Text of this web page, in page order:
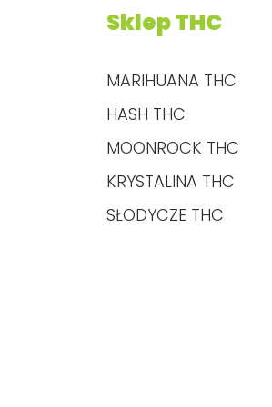
Sklep THC
MARIHUANA THC
HASH THC
MOONROCK THC
KRYSTALINA THC
SŁODYCZE THC